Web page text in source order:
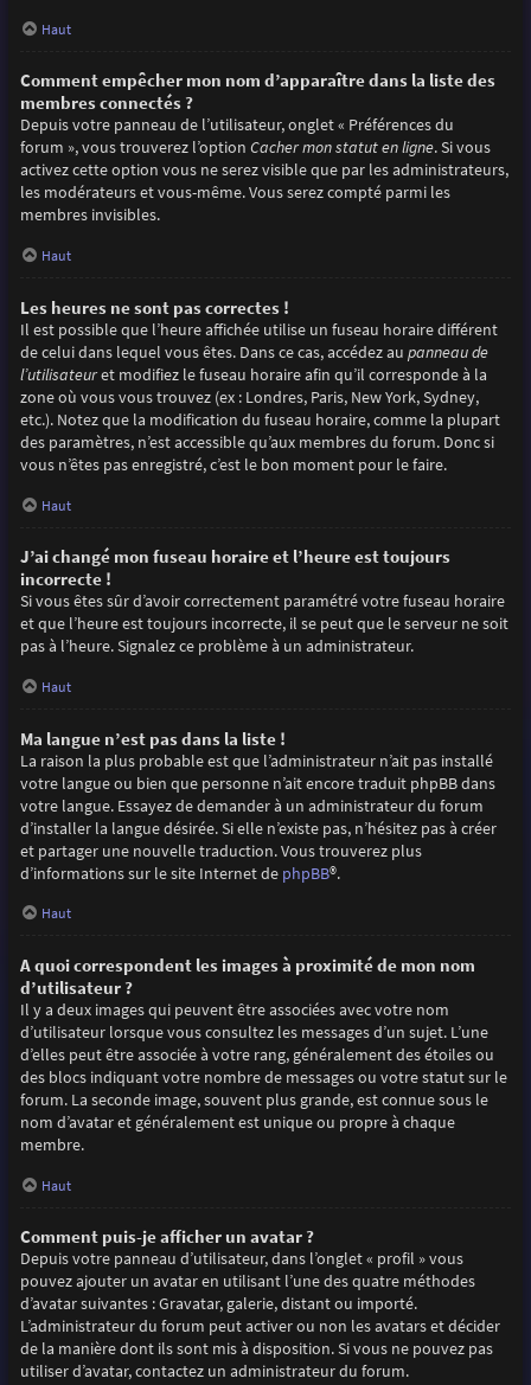
Haut
Comment empêcher mon nom d’apparaître dans la liste des
membres connectés ?
Depuis votre panneau de l’utilisateur, onglet « Préférences du
forum », vous trouverez l’option Cacher mon statut en ligne. Si vous
activez cette option vous ne serez visible que par les administrateurs,
les modérateurs et vous-même. Vous serez compté parmi les
membres invisibles.
Haut
Les heures ne sont pas correctes !
Il est possible que l’heure affichée utilise un fuseau horaire différent
de celui dans lequel vous êtes. Dans ce cas, accédez au panneau de
l’utilisateuret modifiez le fuseau horaire afin qu’il corresponde à la
zone où vous vous trouvez (ex : Londres, Paris, New York, Sydney,
etc.). Notez que la modification du fuseau horaire, comme la plupart
des paramètres, n’est accessible qu’aux membres du forum. Donc si
vous n’êtes pas enregistré, c’est le bon moment pour le faire.
Haut
J’ai changé mon fuseau horaire et l’heure est toujours
incorrecte !
Si vous êtes sûr d’avoir correctement paramétré votre fuseau horaire
et que l’heure est toujours incorrecte, il se peut que le serveur ne soit
pas à l’heure. Signalez ce problème à un administrateur.
Haut
Ma langue n’est pas dans la liste !
La raison la plus probable est que l’administrateur n’ait pas installé
votre langue ou bien que personne n’ait encore traduit phpBB dans
votre langue. Essayez de demander à un administrateur du forum
d’installer la langue désirée. Si elle n’existe pas, n’hésitez pas à créer
et partager une nouvelle traduction. Vous trouverez plus
d’informations sur le site Internet de phpBB®.
Haut
A quoi correspondent les images à proximité de mon nom
d’utilisateur ?
Il y a deux images qui peuvent être associées avec votre nom
d’utilisateur lorsque vous consultez les messages d’un sujet. L’une
d’elles peut être associée à votre rang, généralement des étoiles ou
des blocs indiquant votre nombre de messages ou votre statut sur le
forum. La seconde image, souvent plus grande, est connue sous le
nom d’avatar et généralement est unique ou propre à chaque
membre.
Haut
Comment puis-je afficher un avatar ?
Depuis votre panneau d’utilisateur, dans l’onglet « profil » vous
pouvez ajouter un avatar en utilisant l’une des quatre méthodes
d’avatar suivantes : Gravatar, galerie, distant ou importé.
L’administrateur du forum peut activer ou non les avatars et décider
de la manière dont ils sont mis à disposition. Si vous ne pouvez pas
utiliser d’avatar, contactez un administrateur du forum.